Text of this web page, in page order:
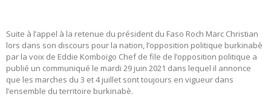
Suite à l’appel à la retenue du président du Faso Roch Marc Christian
lors dans son discours pour la nation, l’opposition politique burkinabè
par la voix de Eddie Komboïgo Chef de file de l’opposition politique a
publié un communiqué le mardi 29 juin 2021 dans lequel il annonce
que les marches du 3 et 4 juillet sont toujours en vigueur dans
l’ensemble du territoire burkinabè.